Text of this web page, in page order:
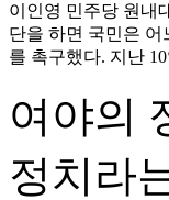
이인영 민주당 원내
단을 하면 국민은
를 촉구했다. 지난
여야의
정치라